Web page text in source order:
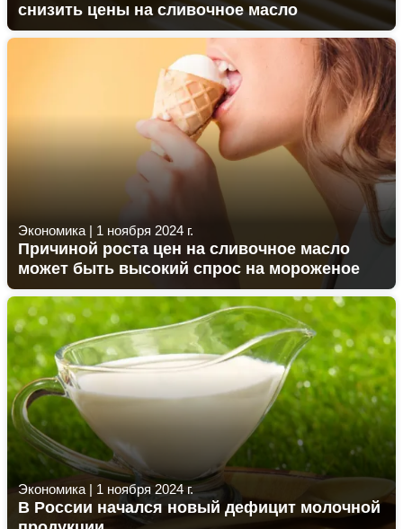
снизить цены на сливочное масло
Экономика | 1 ноября 2024 г.
Причиной роста цен на сливочное масло
может быть высокий спрос на мороженое
Экономика | 1 ноября 2024 г.
В России начался новый дефицит молочной